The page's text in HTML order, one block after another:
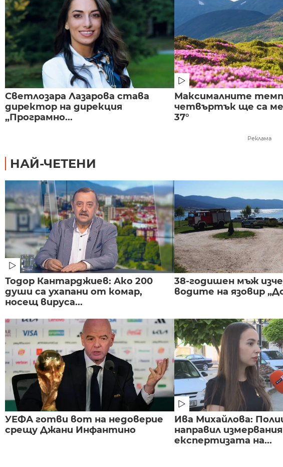
Светлозара Лазарова става
директор на дирекция
„Програмно...
Максималните
четвъртък ще са
37°
Реклама
НАЙ-ЧЕТЕНИ
Тодор Кантарджиев: Ако 200
души са ухапани от комар,
носещ вируса...
38-годишен мъж
водите на язовир
УЕФА готви вот на недоверие
срещу Джани Инфантино
Ива Михайлова:
направил
експертизата на...